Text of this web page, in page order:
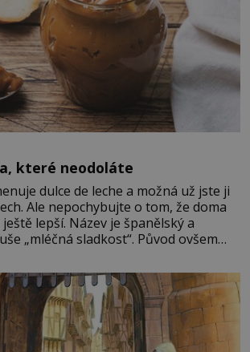
které neodoláte
dulce de leche a možná už jste ji
Ale nepochybujte o tom, že doma
lepší. Název je španělský a
„mléčná sladkost“. Původ ovšem
zemí a k tomu